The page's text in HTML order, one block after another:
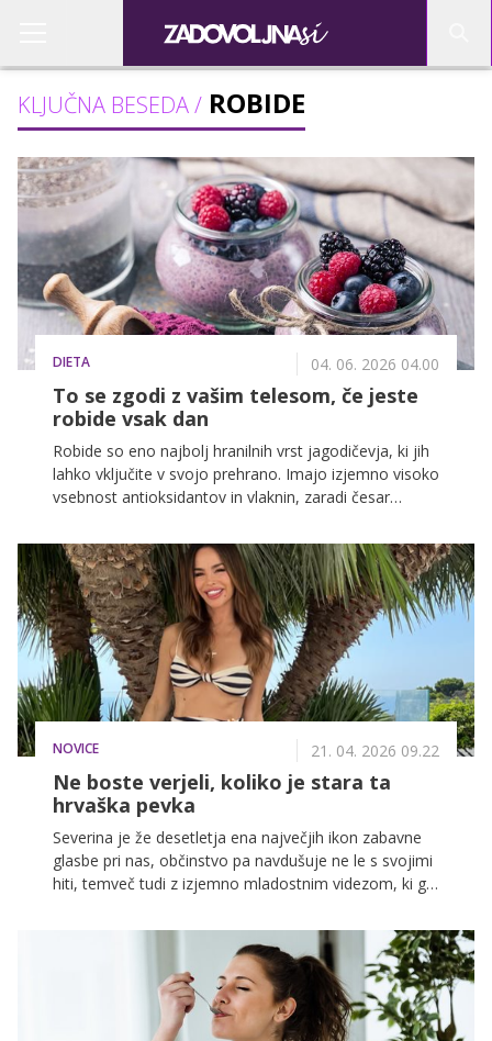
KLJUČNA BESEDA / ROBIDE
DIETA 04. 06. 2026 04.00
To se zgodi z vašim telesom, če jeste
robide vsak dan
Robide so eno najbolj hranilnih vrst jagodičevja, ki jih
lahko vključite v svojo prehrano. Imajo izjemno visoko
vsebnost antioksidantov in vlaknin, zaradi česar
posebej koristne pa so za ženske, saj podpirajo
zdravje kosti, hormonsko ravnovesje in zdravo kožo.
NOVICE 21. 04. 2026 09.22
Ne boste verjeli, koliko je stara ta
hrvaška pevka
Severina je že desetletja ena največjih ikon zabavne
glasbe pri nas, občinstvo pa navdušuje ne le s svojimi
hiti, temveč tudi z izjemno mladostnim videzom, ki ga